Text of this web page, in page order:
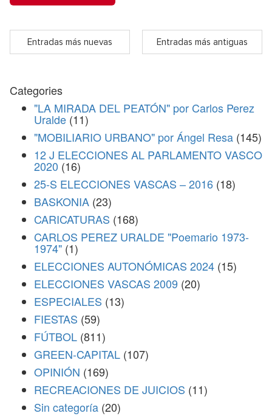
Entradas más nuevas Entradas más antiguas
Categories
"LA MIRADA DEL PEATÓN" por Carlos Perez
Uralde (11)
"MOBILIARIO URBANO" por Ángel Resa (145)
12 J ELECCIONES AL PARLAMENTO VASCO
2020 (16)
25-S ELECCIONES VASCAS – 2016 (18)
BASKONIA (23)
CARICATURAS (168)
CARLOS PEREZ URALDE "Poemario 1973-
1974" (1)
ELECCIONES AUTONÓMICAS 2024 (15)
ELECCIONES VASCAS 2009 (20)
ESPECIALES (13)
FIESTAS (59)
FÚTBOL (811)
GREEN-CAPITAL (107)
OPINIÓN (169)
RECREACIONES DE JUICIOS (11)
Sin categoría (20)